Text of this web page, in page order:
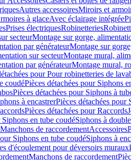
Autres accessoiresMiroirs et
à glaceAvec éclairage intégrée
Prises électriquesRobinetteries
secteurMontage sur gorge,
par générateurMontage sur
sur secteurMontage mural,
par générateurMontage mural,
pour Pour robinetteries de
coudéPièces détachées pour Siphons
Pièces détachées pour Siphons à
à encastrerPièces détachées pour
Pièces détachées pour Raccords
Siphons en tube coudéSiphons à
de raccordementAccessoires
Siphons en tube coudéSiphons à
d'écoulement pour déversoirs muraux
Manchons de raccordement